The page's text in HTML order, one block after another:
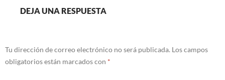
DEJA UNA RESPUESTA
Tu dirección de correo electrónico no será publicada. Los campos
obligatorios están marcados con *